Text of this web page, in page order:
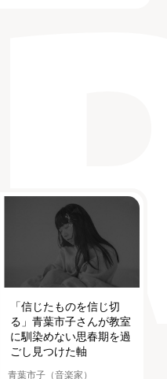
「信じたものを信じ切
る」青葉市子さんが教室
に馴染めない思春期を過
ごし見つけた軸
青葉市子（音楽家）